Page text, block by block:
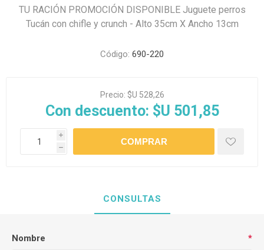
TU RACIÓN PROMOCIÓN DISPONIBLE Juguete perros
Tucán con chifle y crunch - Alto 35cm X Ancho 13cm
Código: 690-220
Precio: $U 528,26
Con descuento: $U 501,85
i
h
CONSULTAS
Nombre *